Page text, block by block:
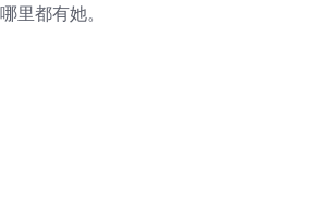
里都有她。